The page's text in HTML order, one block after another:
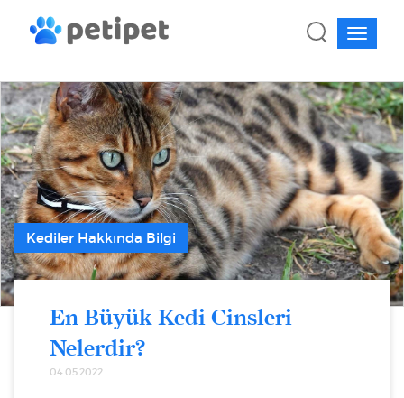
Kediler Hakkında Bilgi
En Büyük Kedi Cinsleri
Nelerdir?
04.05.2022